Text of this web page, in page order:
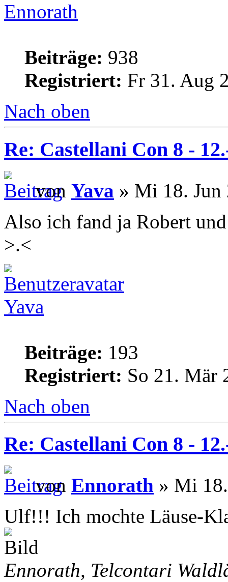
Ennorath
Beiträge: 938
Registriert: Fr 31. Aug
Nach oben
Re: Castellani Con 8 -
von Yava » Mi 18. Jun
Also ich fand ja Robert
>.<
Yava
Beiträge: 193
Registriert: So 21. Mär
Nach oben
Re: Castellani Con 8 -
von Ennorath » Mi
Ulf!!! Ich mochte Läuse-
Ennorath, Telcontari